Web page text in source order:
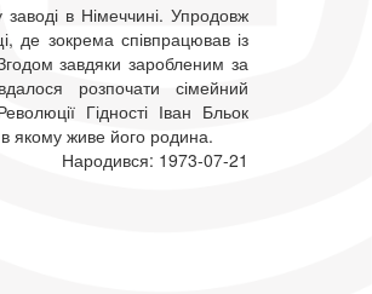
в Німеччині. Упродовж
де зокрема співпрацював із
завдяки заробленим за
розпочати сімейний
Гідності Іван Бльок
якому живе його родина.
Народився: 1973-07-21